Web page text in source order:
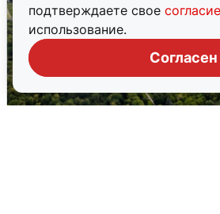
подтверждаете свое согласие
использование.
Согласен